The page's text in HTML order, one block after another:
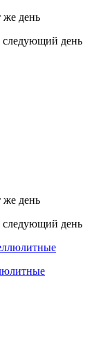
же день
следующий день
же день
следующий день